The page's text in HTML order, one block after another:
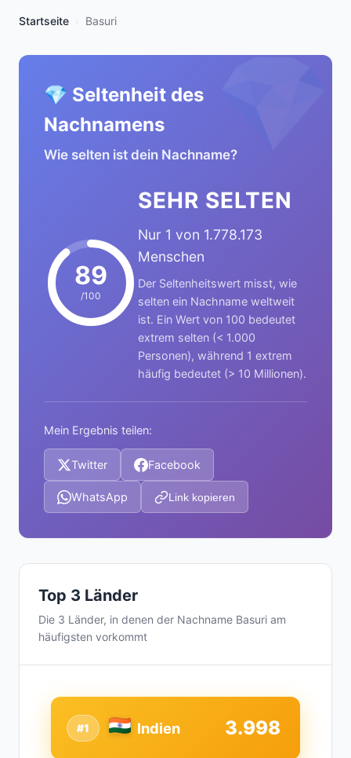
Startseite Basuri
💎
💎 Seltenheit des
Nachnamens
Wie selten ist dein Nachname?
89
/100
SEHR SELTEN
Nur 1 von 1.778.173
Menschen
Der Seltenheitswert misst, wie
selten ein Nachname weltweit
ist. Ein Wert von 100 bedeutet
extrem selten (< 1.000
Personen), während 1 extrem
häufig bedeutet (> 10 Millionen).
Mein Ergebnis teilen:
Twitter Facebook
WhatsApp Link kopieren
Top 3 Länder
Die 3 Länder, in denen der Nachname Basuri am
häufigsten vorkommt
#1 Indien 3.998